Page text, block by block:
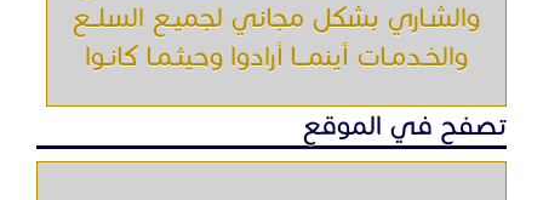
والشـاري بشكل مجاني لجميـع السلــع
والخـدمـات أينمـــا أرادوا وحيثـمـا كانـوا
تصفح في الموقع